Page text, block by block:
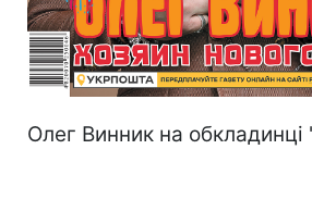
Олег Винник на обкладинці